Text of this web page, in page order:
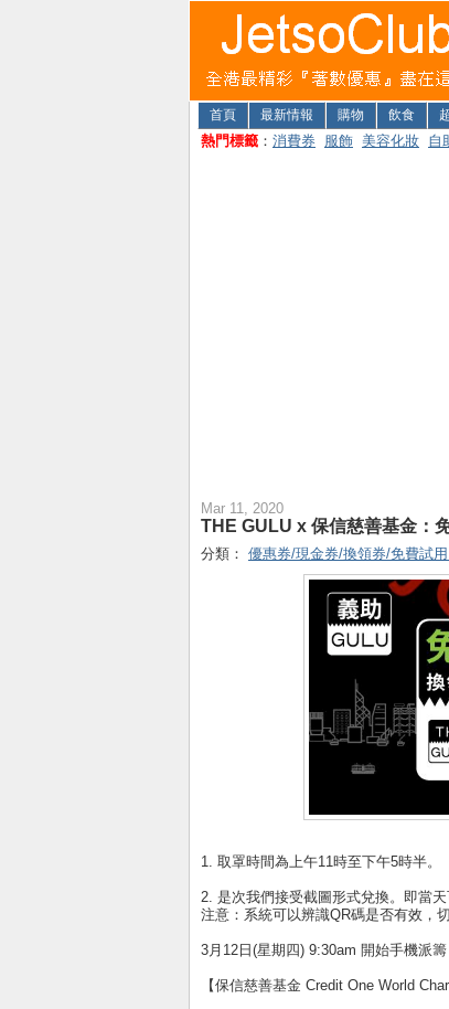
首頁 最新情報 購物 飲食
熱門標籤 ： 消費券 服飾 美容化妝 自
Mar 11, 2020
THE GULU x 保信慈善基金：
分類： 優惠券/現金券/換領券/免費試用
1. 取罩時間為上午11時至下午5時半。
2. 是次我們接受截圖形式兌換。即當
注意：系統可以辨識QR碼是否有效，
3月12日(星期四) 9:30am 開始手機派
【保信慈善基金 Credit One World